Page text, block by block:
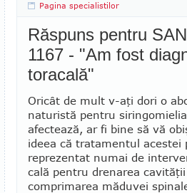
Pagina specialistilor
Răspuns pentru
1167 - "Am fost
toracală"
Oricât de mult v-aţi dori o
naturistă pen­tru
afectează, ar fi bine să vă
ideea că tra­tamentul acestei
repre­zentat numai de
cală pentru drenarea
comprimarea măduvei